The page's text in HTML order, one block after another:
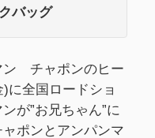
バッグ
ン チャポンのヒー
に全国ロードショ
が”お兄ちゃん”に
ポンとアンパンマ